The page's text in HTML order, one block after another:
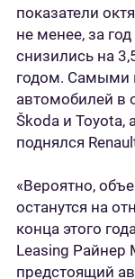
показатели
не менее, за
снизились на
годом. Самыми
автомобилей в
Škoda и Toyota,
поднялся
«Вероятно,
останутся на
конца этого
Leasing Райнер
предстоящий